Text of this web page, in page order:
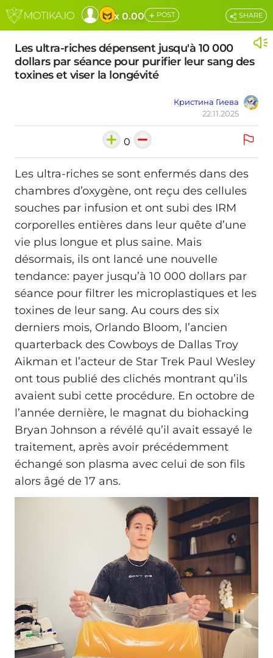
x 0.00 + POST
Les ultra-riches dépensent jusqu'à 10 000
dollars par séance pour purifier leur sang des
toxines et viser la longévité
Кристина Гиева
22.11.2025
SHARE
0
Les ultra-riches se sont enfermés dans des
chambres d’oxygène, ont reçu des cellules
souches par infusion et ont subi des IRM
corporelles entières dans leur quête d’une
vie plus longue et plus saine. Mais
désormais, ils ont lancé une nouvelle
tendance: payer jusqu’à 10 000 dollars par
séance pour filtrer les microplastiques et les
toxines de leur sang. Au cours des six
derniers mois, Orlando Bloom, l’ancien
quarterback des Cowboys de Dallas Troy
Aikman et l’acteur de Star Trek Paul Wesley
ont tous publié des clichés montrant qu’ils
avaient subi cette procédure. En octobre de
l’année dernière, le magnat du biohacking
Bryan Johnson a révélé qu’il avait essayé le
traitement, après avoir précédemment
échangé son plasma avec celui de son fils
alors âgé de 17 ans.